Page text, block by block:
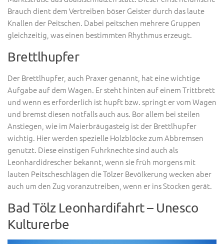
Brauch dient dem Vertreiben böser Geister durch das laute
Knallen der Peitschen. Dabei peitschen mehrere Gruppen
gleichzeitig, was einen bestimmten Rhythmus erzeugt.
Brettlhupfer
Der Brettlhupfer, auch Praxer genannt, hat eine wichtige
Aufgabe auf dem Wagen. Er steht hinten auf einem Trittbrett
und wenn es erforderlich ist hupft bzw. springt er vom Wagen
und bremst diesen notfalls auch aus. Bor allem bei steilen
Anstiegen, wie im Maierbräugasteig ist der Brettlhupfer
wichtig. Hier werden spezielle Holzblöcke zum Abbremsen
genutzt. Diese einstigen Fuhrknechte sind auch als
Leonhardidrescher bekannt, wenn sie früh morgens mit
lauten Peitscheschlägen die Tölzer Bevölkerung wecken aber
auch um den Zug voranzutreiben, wenn er ins Stocken gerät.
Bad Tölz Leonhardifahrt – Unesco
Kulturerbe